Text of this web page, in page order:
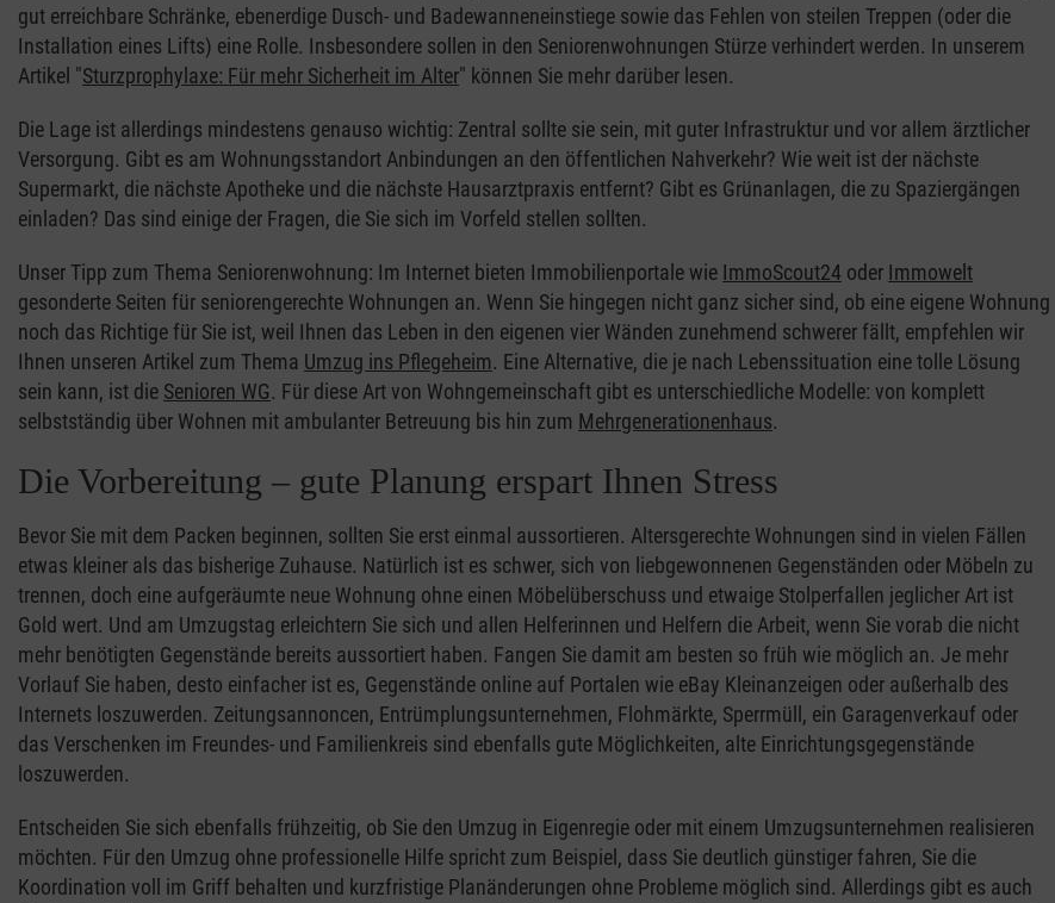
gut erreichbare Schränke, ebenerdige Dusch- und Badewanneneinstiege sowie das Fehlen von steilen Treppen (oder die
Installation eines Lifts) eine Rolle. Insbesondere sollen in den Seniorenwohnungen Stürze verhindert werden. In unserem
Artikel "Sturzprophylaxe: Für mehr Sicherheit im Alter" können Sie mehr darüber lesen.
Die Lage ist allerdings mindestens genauso wichtig: Zentral sollte sie sein, mit guter Infrastruktur und vor allem ärztlicher
Versorgung. Gibt es am Wohnungsstandort Anbindungen an den öffentlichen Nahverkehr? Wie weit ist der nächste
Supermarkt, die nächste Apotheke und die nächste Hausarztpraxis entfernt? Gibt es Grünanlagen, die zu Spaziergängen
einladen? Das sind einige der Fragen, die Sie sich im Vorfeld stellen sollten.
Unser Tipp zum Thema Seniorenwohnung: Im Internet bieten Immobilienportale wie ImmoScout24 oder Immowelt
gesonderte Seiten für seniorengerechte Wohnungen an. Wenn Sie hingegen nicht ganz sicher sind, ob eine eigene Wohnung
noch das Richtige für Sie ist, weil Ihnen das Leben in den eigenen vier Wänden zunehmend schwerer fällt, empfehlen wir
Ihnen unseren Artikel zum Thema Umzug ins Pflegeheim. Eine Alternative, die je nach Lebenssituation eine tolle Lösung
sein kann, ist die Senioren WG. Für diese Art von Wohngemeinschaft gibt es unterschiedliche Modelle: von komplett
selbstständig über Wohnen mit ambulanter Betreuung bis hin zum Mehrgenerationenhaus.
Die Vorbereitung – gute Planung erspart Ihnen Stress
Bevor Sie mit dem Packen beginnen, sollten Sie erst einmal aussortieren. Altersgerechte Wohnungen sind in vielen Fällen
etwas kleiner als das bisherige Zuhause. Natürlich ist es schwer, sich von liebgewonnenen Gegenständen oder Möbeln zu
trennen, doch eine aufgeräumte neue Wohnung ohne einen Möbelüberschuss und etwaige Stolperfallen jeglicher Art ist
Gold wert. Und am Umzugstag erleichtern Sie sich und allen Helferinnen und Helfern die Arbeit, wenn Sie vorab die nicht
mehr benötigten Gegenstände bereits aussortiert haben. Fangen Sie damit am besten so früh wie möglich an. Je mehr
Vorlauf Sie haben, desto einfacher ist es, Gegenstände online auf Portalen wie eBay Kleinanzeigen oder außerhalb des
Internets loszuwerden. Zeitungsannoncen, Entrümplungsunternehmen, Flohmärkte, Sperrmüll, ein Garagenverkauf oder
das Verschenken im Freundes- und Familienkreis sind ebenfalls gute Möglichkeiten, alte Einrichtungsgegenstände
loszuwerden.
Entscheiden Sie sich ebenfalls frühzeitig, ob Sie den Umzug in Eigenregie oder mit einem Umzugsunternehmen realisieren
möchten. Für den Umzug ohne professionelle Hilfe spricht zum Beispiel, dass Sie deutlich günstiger fahren, Sie die
Koordination voll im Griff behalten und kurzfristige Planänderungen ohne Probleme möglich sind. Allerdings gibt es auch